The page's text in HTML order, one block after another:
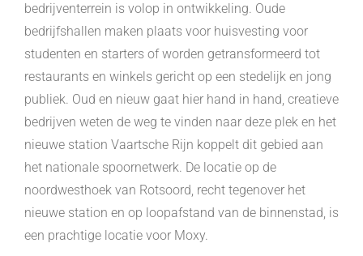
bedrijventerrein is volop in ontwikkeling. Oude
bedrijfshallen maken plaats voor huisvesting voor
studenten en starters of worden getransformeerd tot
restaurants en winkels gericht op een stedelijk en jong
publiek. Oud en nieuw gaat hier hand in hand, creatieve
bedrijven weten de weg te vinden naar deze plek en het
nieuwe station Vaartsche Rijn koppelt dit gebied aan
het nationale spoornetwerk. De locatie op de
noordwesthoek van Rotsoord, recht tegenover het
nieuwe station en op loopafstand van de binnenstad, is
een prachtige locatie voor Moxy.